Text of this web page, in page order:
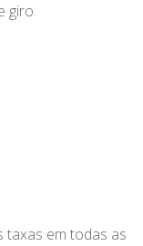
giro.
taxas em todas as